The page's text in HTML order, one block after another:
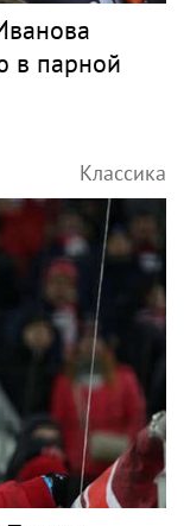
в парной
Классика